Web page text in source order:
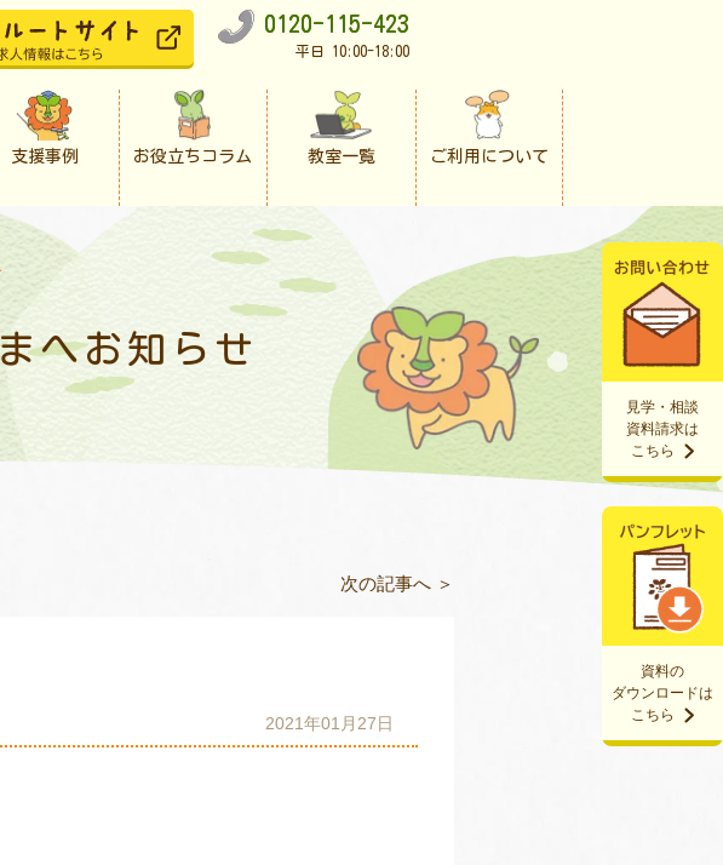
0120-115-423
平日 10:00-18:00
支援事例 お役立ちコラム 教室一覧 ご利用について
資料の
ダウンロードは
こちら
見学・相談
資料請求は
こちら
へお知らせ
次の記事へ ＞
2021年01月27日